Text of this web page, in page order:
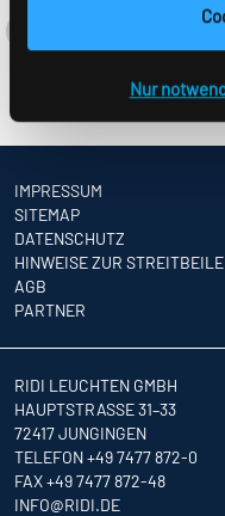
Nur
IMPRESSUM
SITEMAP
DATENSCHUTZ
HINWEISE ZUR
AGB
PARTNER
RIDI LEUCHTEN GMBH
HAUPTSTRASSE 31–33
72417 JUNGINGEN
TELEFON +49 7477 872-0
FAX +49 7477 872-48
INFO@RIDI.DE